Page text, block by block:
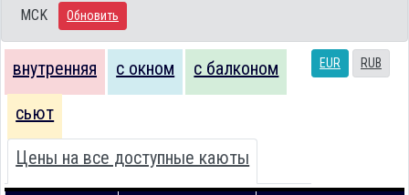
MCK
Обновить
EUR RUB
внутренняя с окном с балконом
сьют
Цены на все доступные каюты